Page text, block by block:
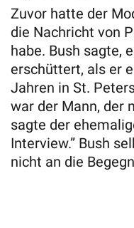
Zuvor hatte der
die Nachricht von
habe. Bush sagte,
erschüttert, als er
Jahren in St.
war der Mann, der
sagte der
Interview.” Bush
nicht an die